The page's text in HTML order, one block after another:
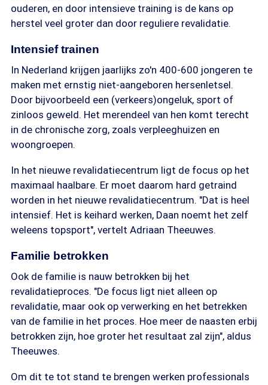
ouderen, en door intensieve training is de kans op
herstel veel groter dan door reguliere revalidatie.
Intensief trainen
In Nederland krijgen jaarlijks zo'n 400-600 jongeren te
maken met ernstig niet-aangeboren hersenletsel.
Door bijvoorbeeld een (verkeers)ongeluk, sport of
zinloos geweld. Het merendeel van hen komt terecht
in de chronische zorg, zoals verpleeghuizen en
woongroepen.
In het nieuwe revalidatiecentrum ligt de focus op het
maximaal haalbare. Er moet daarom hard getraind
worden in het nieuwe revalidatiecentrum. "Dat is heel
intensief. Het is keihard werken, Daan noemt het zelf
weleens topsport", vertelt Adriaan Theeuwes.
Familie betrokken
Ook de familie is nauw betrokken bij het
revalidatieproces. "De focus ligt niet alleen op
revalidatie, maar ook op verwerking en het betrekken
van de familie in het proces. Hoe meer de naasten erbij
betrokken zijn, hoe groter het resultaat zal zijn", aldus
Theeuwes.
Om dit te tot stand te brengen werken professionals